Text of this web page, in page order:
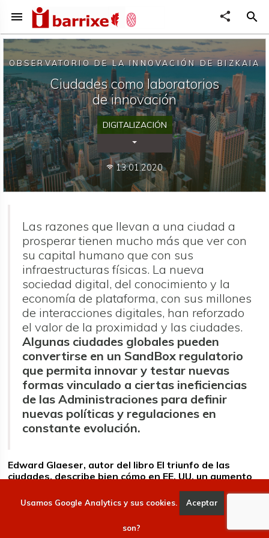
menu share search
OBSERVATORIO DE LA INNOVACIÓN DE BIZKAIA
Ciudades como laboratorios
de innovación
DIGITALIZACIÓN
Desplegar Categorías
wifi 13.01.2020
Las razones que llevan a una ciudad a
prosperar tienen mucho más que ver con
su capital humano que con sus
infraestructuras físicas. La nueva
sociedad digital, del conocimiento y la
economía de plataforma, con sus millones
de interacciones digitales, han reforzado
el valor de la proximidad y las ciudades.
Algunas ciudades globales pueden
convertirse en un SandBox regulatorio
que permita innovar y testar nuevas
formas vinculado a ciertas ineficiencias
de las Administraciones para definir
nuevas políticas y regulaciones en
constante evolución.
Edward Glaeser, autor del libro El triunfo de las
ciudades, describe bien cómo en EE. UU. un aumento
obtenidas en 1980 permitía pronosticar un 6% más
de crecimiento de los ingresos entre 1980 y 2000.
medida que la proporción de la población mejora su nivel de
educación, aumenta igualmente su desarrollo económico. El
Usamos Google Analytics y sus cookies. Aceptar
son?